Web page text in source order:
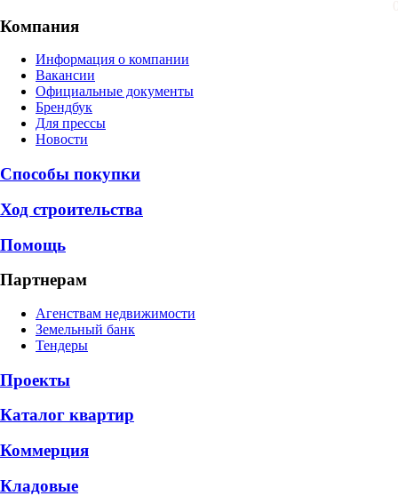
Компания
Информация о компании
Вакансии
Официальные документы
Брендбук
Для прессы
Новости
Способы покупки
Ход строительства
Помощь
Партнерам
Агенствам недвижимости
Земельный банк
Тендеры
Проекты
Каталог квартир
Коммерция
Кладовые